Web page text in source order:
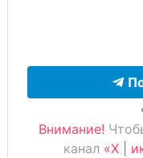
Внимание!
канал «X |